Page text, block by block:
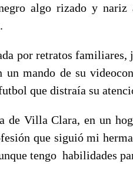
algo rizado y nariz
por retratos
mando de su
que distraía su
de Villa Clara, en un
que siguió mi
tengo habilidades